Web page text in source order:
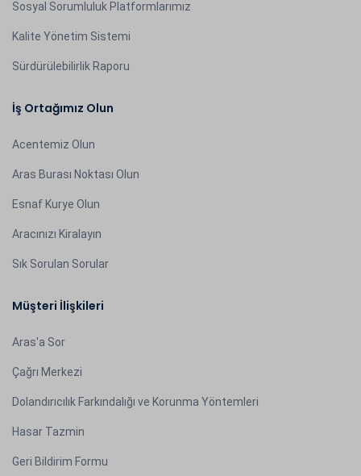
Sosyal Sorumluluk Platformlarımız
Kalite Yönetim Sistemi
Sürdürülebilirlik Raporu
İş Ortağımız Olun
Acentemiz Olun
Aras Burası Noktası Olun
Esnaf Kurye Olun
Aracınızı Kiralayın
Sık Sorulan Sorular
Müşteri İlişkileri
Aras'a Sor
Çağrı Merkezi
Dolandırıcılık Farkındalığı ve Korunma Yöntemleri
Hasar Tazmin
Geri Bildirim Formu